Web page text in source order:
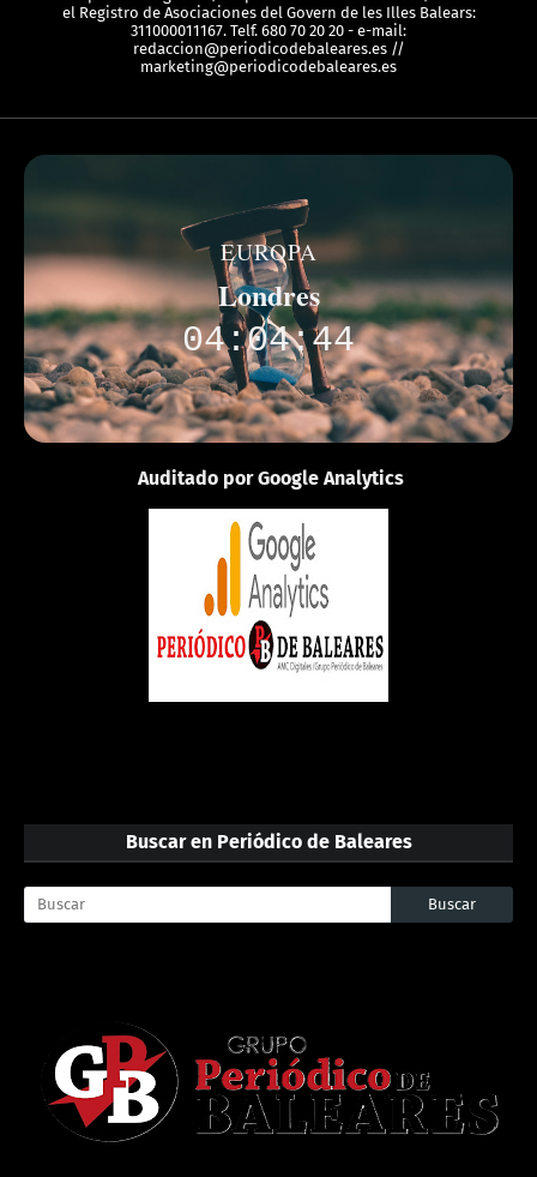
el Registro de Asociaciones del Govern de les Illes Balears:
311000011167. Telf. 680 70 20 20 - e-mail:
redaccion@periodicodebaleares.es //
marketing@periodicodebaleares.es
EUROPA
Londres
04:04:44
Auditado por Google Analytics
Buscar en Periódico de Baleares